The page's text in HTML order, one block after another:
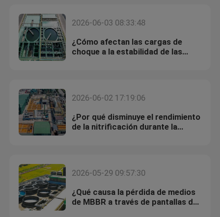
Productos
2026-06-03 08:33:48
¿Cómo afectan las cargas de
choque a la estabilidad de las
2026-06-02 17:19:06
¿Por qué disminuye el rendimiento
de la nitrificación durante la
2026-05-29 09:57:30
¿Qué causa la pérdida de medios
de MBBR a través de pantallas de